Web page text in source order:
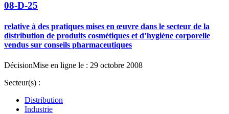
08-D-25
relative à des pratiques mises en œuvre dans le secteur de la
distribution de produits cosmétiques et d’hygiène corporelle
vendus sur conseils pharmaceutiques
DécisionMise en ligne le : 29 octobre 2008
Secteur(s) :
Distribution
Industrie